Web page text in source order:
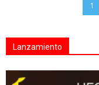
1
Lanzamiento